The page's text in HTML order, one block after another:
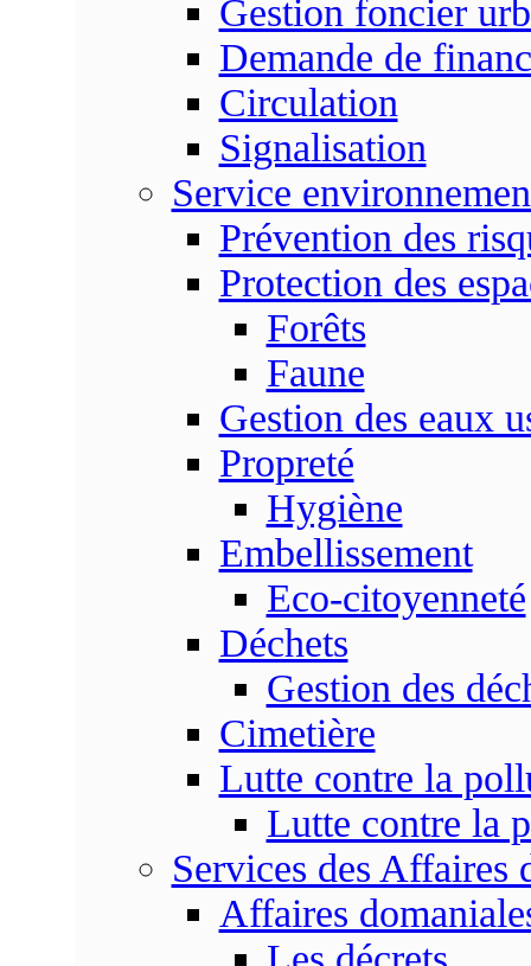
Gestion foncier
Demande de
Circulation
Signalisation
Service
Prévention des
Protection des
Forêts
Faune
Gestion des eaux
Propreté
Hygiène
Embellissement
Eco-citoyenneté
Déchets
Gestion des
Cimetière
Lutte contre la
Lutte contre la
Services des Affaires
Affaires